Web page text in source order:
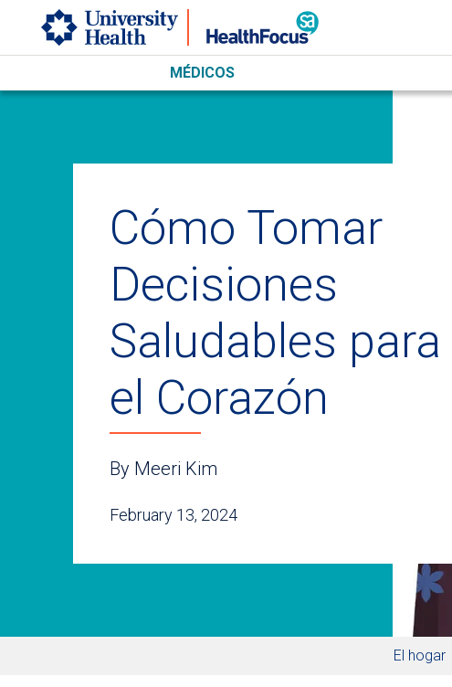
Skip to main content
MÉDICOS
Cómo Tomar
Decisiones
Saludables para
el Corazón
By Meeri Kim
February 13, 2024
El hogar